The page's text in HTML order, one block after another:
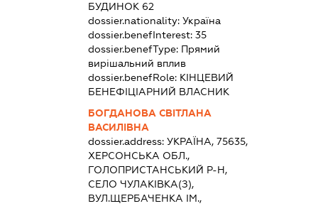
БУДИНОК 62
dossier.nationality: Україна
dossier.benefInterest: 35
dossier.benefType: Прямий
вирішальний вплив
dossier.benefRole: КІНЦЕВИЙ
БЕНЕФІЦІАРНИЙ ВЛАСНИК
БОГДАНОВА СВІТЛАНА
ВАСИЛІВНА
dossier.address: УКРАЇНА, 75635,
ХЕРСОНСЬКА ОБЛ.,
ГОЛОПРИСТАНСЬКИЙ Р-Н,
СЕЛО ЧУЛАКІВКА(З),
ВУЛ.ЩЕРБАЧЕНКА ІМ.,